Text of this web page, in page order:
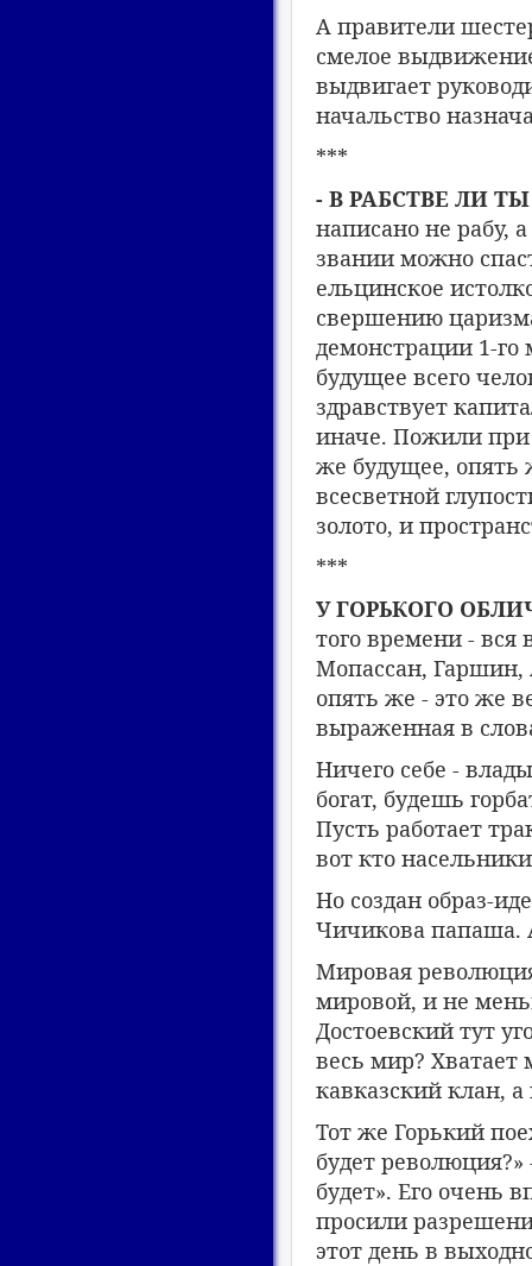
А правители
смелое
выдвигает
начальство
***
- В РАБСТВЕ ЛИ
написано не рабу,
звании можно
ельцинское
свершению
демонстрации 1-го
будущее всего
здравствует
иначе. Пожили при
же будущее, опять
всесветной
золото, и
***
У ГОРЬКОГО
того времени - вся
Мопассан, Гаршин,
опять же - это же
выраженная в
Ничего себе -
богат, будешь
Пусть работает
вот кто
Но создан образ-
Чичикова папаша.
Мировая
мировой, и не
Достоевский тут
весь мир? Хватает
кавказский клан,
Тот же Горький
будет
будет». Его очень
просили
этот день в